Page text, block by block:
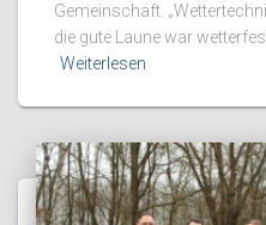
Gemeinschaft.
die gute Laune war
Weiterlesen